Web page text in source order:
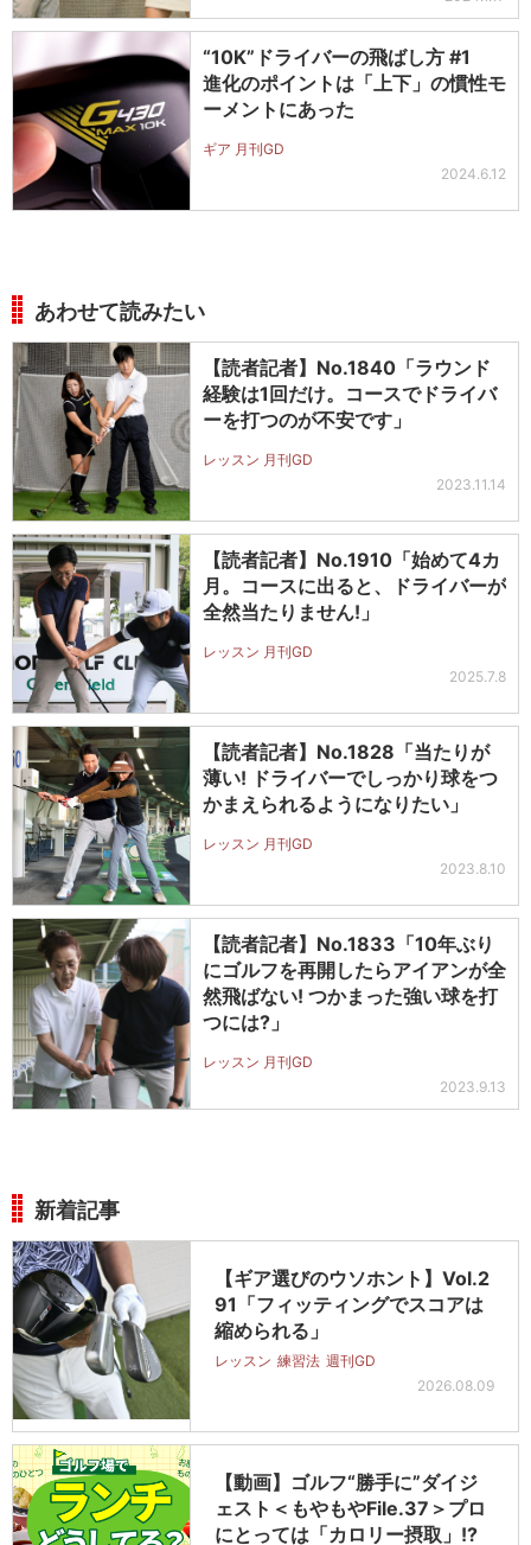
“10K”ドライバーの飛ばし方 #1
進化のポイントは「上下」の慣性モ
ーメントにあった
ギア 月刊GD
2024.6.12
あわせて読みたい
【読者記者】No.1840「ラウンド
経験は1回だけ。コースでドライバ
ーを打つのが不安です」
レッスン 月刊GD
2023.11.14
【読者記者】No.1910「始めて4カ
月。コースに出ると、ドライバーが
全然当たりません!」
レッスン 月刊GD
2025.7.8
【読者記者】No.1828「当たりが
薄い! ドライバーでしっかり球をつ
かまえられるようになりたい」
レッスン 月刊GD
2023.8.10
【読者記者】No.1833「10年ぶり
にゴルフを再開したらアイアンが全
然飛ばない! つかまった強い球を打
つには?」
レッスン 月刊GD
2023.9.13
新着記事
【ギア選びのウソホント】Vol.2
91「フィッティングでスコアは
縮められる」
レッスン 練習法 週刊GD
2026.08.09
【動画】ゴルフ“勝手に”ダイジ
ェスト＜もやもやFile.37＞プロ
にとっては「カロリー摂取」!?